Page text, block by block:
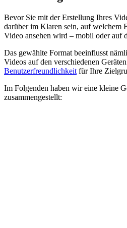
Bevor Sie mit der Erstellung Ihres
darüber im Klaren sein, auf welchem
Video ansehen wird – mobil oder auf
Das gewählte Format beeinflusst
Videos auf den verschiedenen
Benutzerfreundlichkeit für Ihre
Im Folgenden haben wir eine kleine
zusammengestellt: